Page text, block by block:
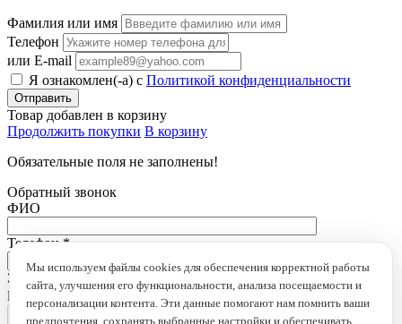
Мы используем файлы cookies для обеспечения корректной работы
сайта, улучшения его функциональности, анализа посещаемости и
персонализации контента. Эти данные помогают нам помнить ваши
предпочтения, сохранять выбранные настройки и обеспечивать
Фамилия или имя
Телефон
или E-mail
Я ознакомлен(-а) с Политикой конфиденциальности
Товар добавлен в корзину
Продолжить покупки В корзину
Обязательные поля не заполнены!
Обратный звонок
ФИО
Телефон*
Это поле обязательно для заполнения
loading...